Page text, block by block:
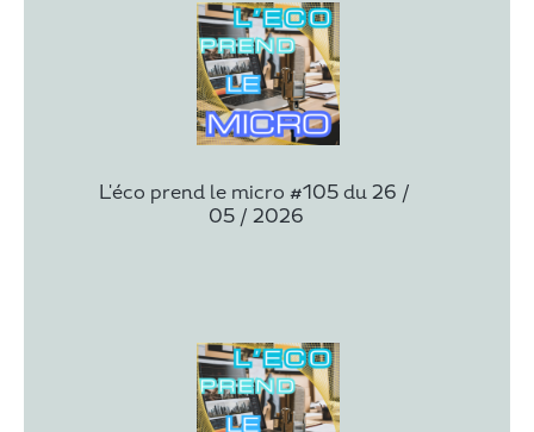
L'éco prend le micro #105 du 26 /
05 / 2026